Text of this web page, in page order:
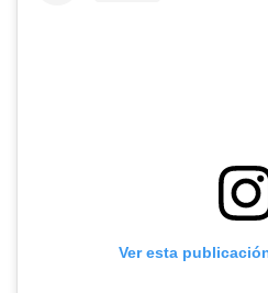
Ver esta